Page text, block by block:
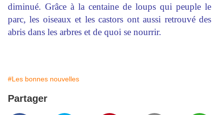
diminué. Grâce à la centaine de loups qui peuple le
parc, les oiseaux et les castors ont aussi retrouvé des
abris dans les arbres et de quoi se nourrir.
#Les bonnes nouvelles
Partager